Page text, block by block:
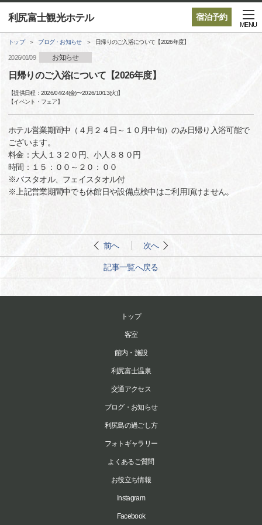
宿泊予約
利尻富士観光ホテル
MENU
トップ ブログ・お知らせ 日帰りのご入浴について【2026年度】
2026/01/09 お知らせ
日帰りのご入浴について【2026年度】
【提供日程： 2026/04/24(金)〜2026/10/13(火)】
【イベント・フェア】
ホテル営業期間中（４月２４日～１０月中旬）のみ日帰り入浴可能で
ございます。
料金：大人１３２０円、小人８８０円
時間：１５：００～２０：００
※バスタオル、フェイスタオル付
※上記営業期間中でも休館日や設備点検中はご利用頂けません。
前へ 次へ
記事一覧へ戻る
トップ
客室
館内・施設
利尻富士温泉
交通アクセス
ブログ・お知らせ
利尻島の過ごし方
フォトギャラリー
よくあるご質問
お役立ち情報
Instagram
Facebook